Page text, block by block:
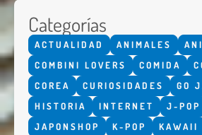
Categorías
ACTUALIDAD ANIMALES
COMBINI LOVERS
COMIDA
COREA
CURIOSIDADES
GO
HISTORIA
INTERNET J-POP
JAPONSHOP
K-POP KAWAII